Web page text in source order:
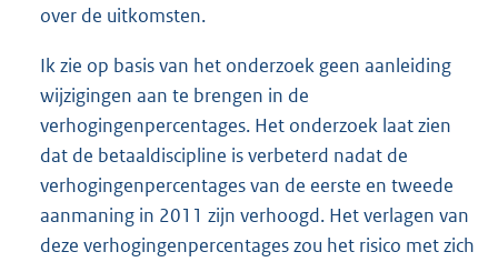
over de uitkomsten.
Ik zie op basis van het onderzoek geen aanleiding
wijzigingen aan te brengen in de
verhogingenpercentages. Het onderzoek laat zien
dat de betaaldiscipline is verbeterd nadat de
verhogingenpercentages van de eerste en tweede
aanmaning in 2011 zijn verhoogd. Het verlagen van
deze verhogingenpercentages zou het risico met zich